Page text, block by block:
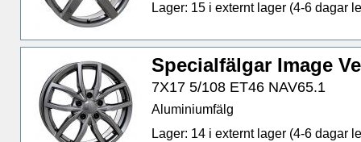
Lager: 15 i externt lager (4-6 dagar
Specialfälgar Image
7X17 5/108 ET46 NAV65.1
Aluminiumfälg
Lager: 14 i externt lager (4-6 dagar